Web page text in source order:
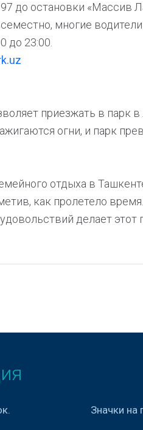
до остановки «Массив
многие
до 23:00.
приезжать в парк
огни, и парк
отдыха в
как пролетело
делает
Значки на